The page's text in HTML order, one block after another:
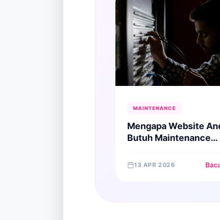
MAINTENANCE
Mengapa Website
Butuh Maintenance
Investasi Digital Anda
13 APR 2026